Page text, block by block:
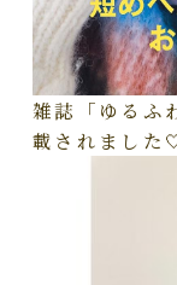
雑誌「ゆるふ
載されました